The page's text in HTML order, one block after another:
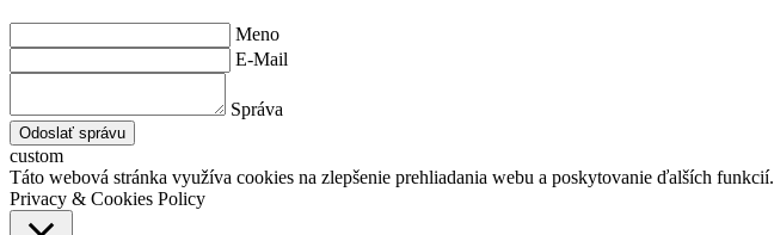
Meno
E-Mail
Správa
Odoslať správu
custom
Táto webová stránka využíva cookies na zlepšenie prehliadania webu a poskytovanie ďalších funkcií.
Privacy & Cookies Policy